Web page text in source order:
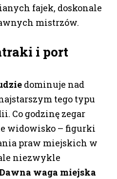
fajek, doskonale
mistrzów.
i port
dominuje nad
tego typu
Co godzinę zegar
widowisko – figurki
praw miejskich w
niezwykle
waga miejska